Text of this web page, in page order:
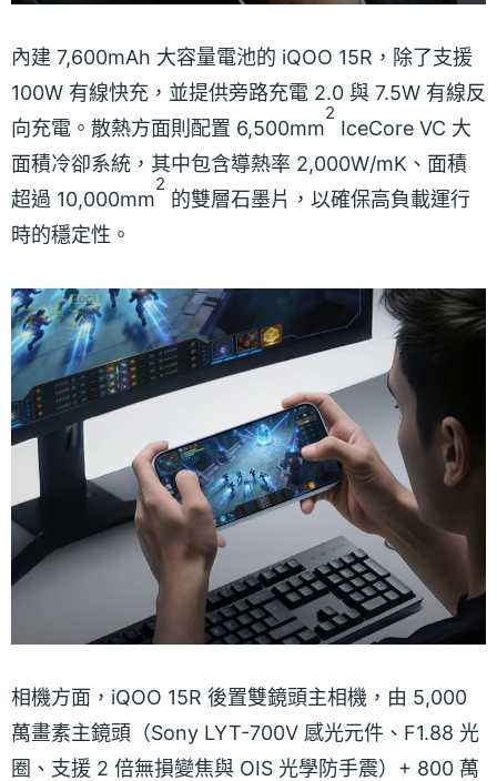
內建 7,600mAh 大容量電池的 iQOO 15R，除了支援
100W 有線快充，並提供旁路充電 2.0 與 7.5W 有線反
向充電。散熱方面則配置 6,500mm
2
IceCore VC 大
面積冷卻系統，其中包含導熱率 2,000W/mK、面積
超過 10,000mm
2
的雙層石墨片，以確保高負載運行
時的穩定性。
相機方面，iQOO 15R 後置雙鏡頭主相機，由 5,000
萬畫素主鏡頭（Sony LYT-700V 感光元件、F1.88 光
圈、支援 2 倍無損變焦與 OIS 光學防手震）+ 800 萬